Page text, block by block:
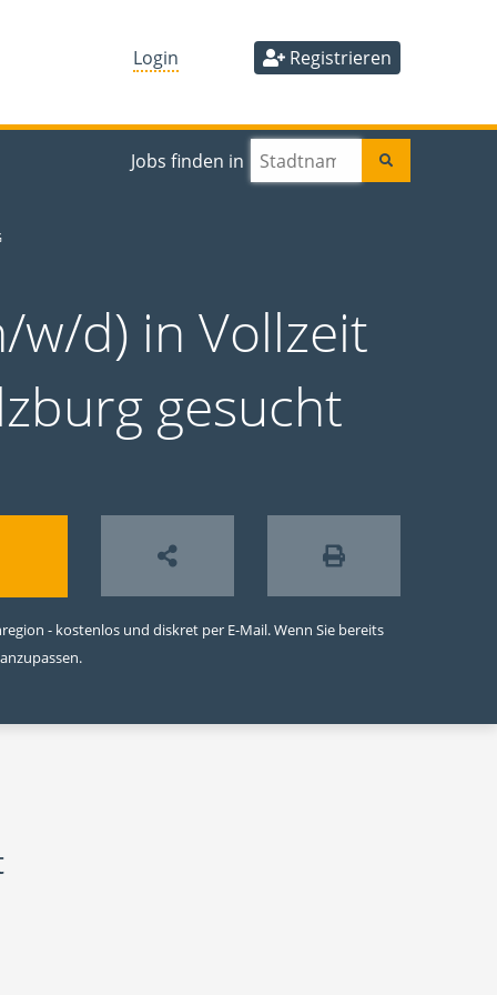
Login Registrieren
Jobs finden in
w/d) in Vollzeit
gesucht
- kostenlos und diskret per E-Mail. Wenn Sie bereits